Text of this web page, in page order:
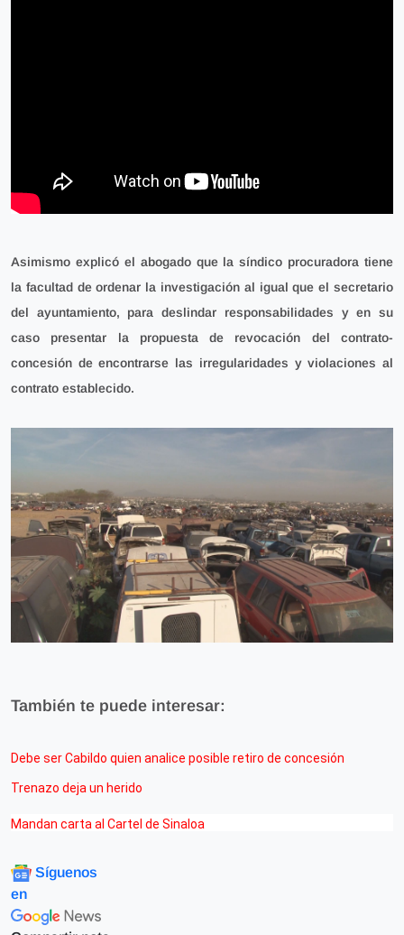
Asimismo explicó el abogado que la síndico procuradora tiene
la facultad de ordenar la investigación al igual que el secretario
del ayuntamiento, para deslindar responsabilidades y en su
caso presentar la propuesta de revocación del contrato-
concesión de encontrarse las irregularidades y violaciones al
contrato establecido.
También te puede interesar:
Debe ser Cabildo quien analice posible retiro de concesión
Trenazo deja un herido
Mandan carta al Cartel de Sinaloa
Síguenos
en